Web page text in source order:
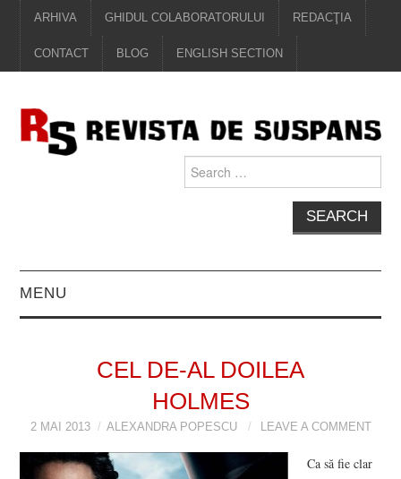
ARHIVA GHIDUL COLABORATORULUI REDACŢIA
CONTACT BLOG ENGLISH SECTION
for:
MENU
VIZIUNI ȘI SPECTRE
CONTRAPAGINI
CEL DE-AL DOILEA
HOLMES
2 MAI 2013 ALEXANDRA POPESCU LEAVE A COMMENT
Ca să fie clar